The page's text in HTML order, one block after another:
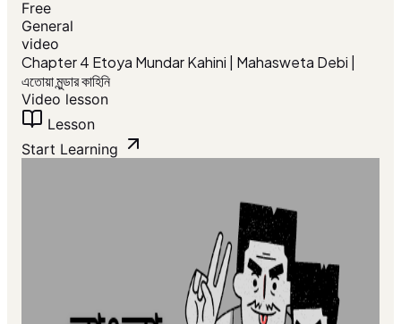
Free
General
video
Chapter 4 Etoya Mundar Kahini | Mahasweta Debi |
এতোয়া মুন্ডার কাহিনি
Video lesson
Lesson
Start Learning